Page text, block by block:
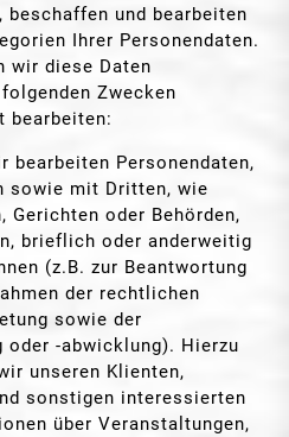
beschaffen und bearbeiten
Ihrer Personendaten.
wir diese Daten
Zwecken
bearbeiten:
bearbeiten Personendaten,
sowie mit Dritten, wie
Gerichten oder Behörden,
brieflich oder anderweitig
(z.B. zur Beantwortung
der rechtlichen
sowie der
oder -abwicklung). Hierzu
unseren Klienten,
sonstigen interessierten
über Veranstaltungen,